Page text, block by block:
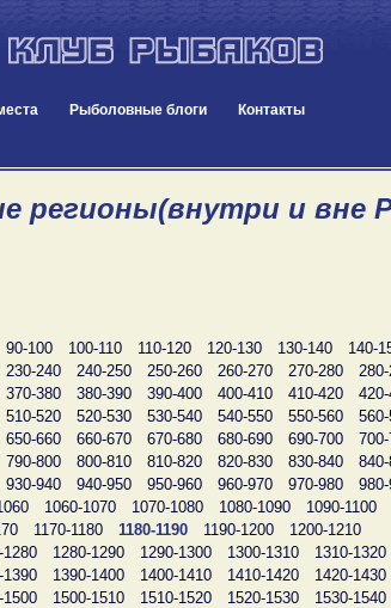
Рыболовные блоги Контакты
регионы(внутри и вне
90-100 100-110 110-120 120-130 130-140
140-
230-240 240-250 250-260 260-270 270-280
370-380 380-390 390-400 400-410 410-420
510-520 520-530 530-540 540-550 550-560
650-660 660-670 670-680 680-690 690-700
790-800 800-810 810-820 820-830 830-840
930-940 940-950 950-960 960-970 970-980
1060-1070 1070-1080 1080-1090
1090-1100
1170-1180 1180-1190 1190-1200
1200-1210
1280 1280-1290 1290-1300 1300-1310
1310-1320
1390 1390-1400 1400-1410 1410-1420
1420-1430
1500 1500-1510 1510-1520 1520-1530
1530-1540